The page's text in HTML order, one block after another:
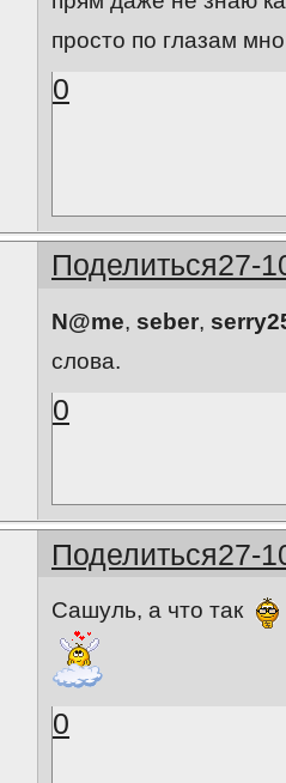
просто по глазам
0
Поделиться27-
N@me, seber,
слова.
0
Поделиться27-
Сашуль, а что так
0